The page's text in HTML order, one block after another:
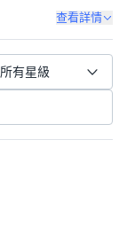
查看詳情
所有星級